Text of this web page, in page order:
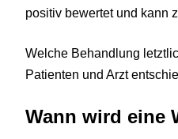
positiv bewertet und kann
Welche Behandlung
Patienten und Arzt
Wann wird eine